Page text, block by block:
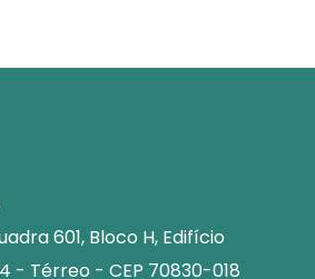
601, Bloco H, Edifício
- Térreo - CEP 70830-018